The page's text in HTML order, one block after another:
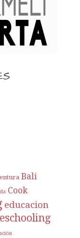
Bali
Cook
educacion